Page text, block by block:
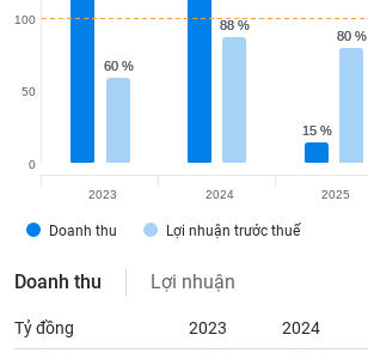
15 %
15 %
60 %
60 %
88 %
88 %
80 %
80 %
Doanh thu Lợi nhuận trước thuế
0
50
100
2023 2024 2025
Doanh thu Lợi nhuận
Tỷ đồng 2023 2024